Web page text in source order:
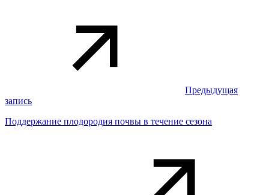
Предыдущая
запись
Поддержание плодородия почвы в течение сезона